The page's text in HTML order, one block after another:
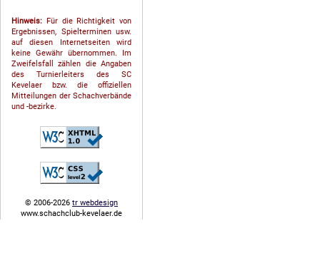
Hinweis: Für die Richtigkeit von
Ergebnissen, Spielterminen usw.
auf diesen Internetseiten wird
keine Gewähr übernommen. Im
Zweifelsfall zählen die Angaben
des Turnierleiters des SC
Kevelaer bzw. die offiziellen
Mitteilungen der Schach­ver­bände
und -bezirke.
© 2006-2026 tr webdesign
www.schachclub-kevelaer.de